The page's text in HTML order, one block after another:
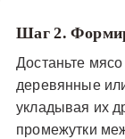
Шаг 2.
Достаньте
деревянные
укладывая их
промежутки